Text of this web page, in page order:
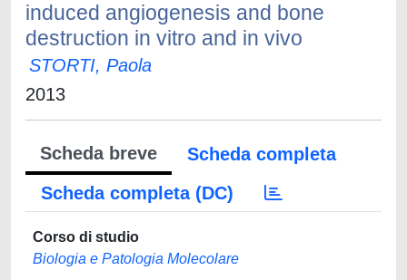
induced angiogenesis and bone
destruction in vitro and in vivo
STORTI, Paola
2013
Scheda breve
Scheda completa
Scheda completa (DC)
Corso di studio
Biologia e Patologia Molecolare